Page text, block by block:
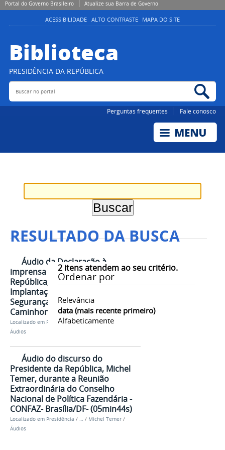
Portal do Governo Brasileiro Atualize sua Barra de Governo
ACESSIBILIDADE ALTO CONTRASTE MAPA DO SITE
Biblioteca
PRESIDÊNCIA DA REPÚBLICA
Buscar no portal
Perguntas frequentes Fale conosco
RESULTADO DA BUSCA
2itens atendem ao seu critério.
Ordenar por
Relevância
data (mais recente primeiro)
Alfabeticamente
Áudio da Declaração à
imprensa do Presidente da
República, Michel Temer, sobre
Implantação do Plano Nacional de
Segurança na Paralisação dos
Caminhoneiros (05min39s)
Localizado em Presidência /…/Michel Temer
Áudios
Áudio do discurso do
Presidente da República, Michel
Temer, durante a Reunião
Extraordinária do Conselho
Nacional de Política Fazendária -
CONFAZ- Brasília/DF- (05min44s)
Localizado em Presidência / / Michel Temer /
Áudios